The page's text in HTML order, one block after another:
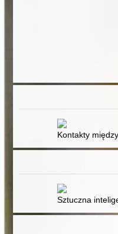
Kontakty
Sztuczna